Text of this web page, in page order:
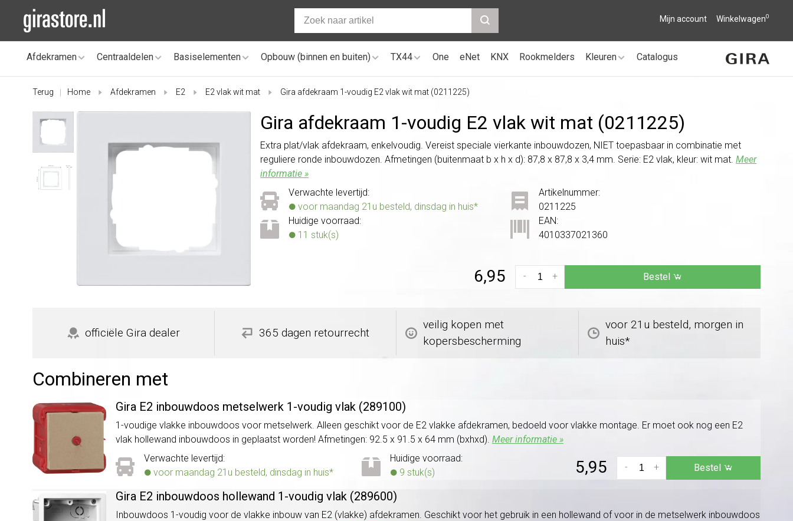
Mijn account Winkelwagen0
Afdekramen Centraaldelen Basiselementen Opbouw (binnen en buiten) TX44 One eNet KNX Rookmelders Kleuren Catalogus
Terug Home Afdekramen E2 E2 vlak wit mat Gira afdekraam 1-voudig E2 vlak wit mat (0211225)
Gira afdekraam 1-voudig E2 vlak wit mat (0211225)
Extra plat/vlak afdekraam, enkelvoudig. Vereist speciale vierkante inbouwdozen, NIET toepasbaar in combinatie met
reguliere ronde inbouwdozen. Afmetingen (buitenmaat b x h x d): 87,8 x 87,8 x 3,4 mm. Serie: E2 vlak, kleur: wit mat.Meer
informatie »
Verwachte levertijd:
voor maandag 21u besteld, dinsdag in huis*
Huidige voorraad:
11 stuk(s)
Artikelnummer:
0211225
EAN:
4010337021360
6,95 +
- Bestel
officiële Gira dealer 365 dagen retourrecht
veilig kopen met
kopersbescherming
voor 21u besteld, morgen in
huis*
Combineren met
Gira E2 inbouwdoos metselwerk 1-voudig vlak (289100)
1-voudige vlakke inbouwdoos voor metselwerk. Alleen geschikt voor de E2 vlakke afdekramen, bedoeld voor vlakke montage. Er moet ook nog een E2
vlak hollewand inbouwdoos in geplaatst worden! Afmetingen: 92.5 x 91.5 x 64 mm (bxhxd). Meer informatie »
Verwachte levertijd:
voor maandag 21u besteld, dinsdag in huis*
Huidige voorraad:
9 stuk(s)
5,95 +
- Bestel
Gira E2 inbouwdoos hollewand 1-voudig vlak (289600)
Inbouwdoos 1-voudig voor de vlakke inbouw van E2 (vlakke) afdekramen. Geschikt voor het gebruik in een hollewand of voor in de metselwerk inbouwdoos